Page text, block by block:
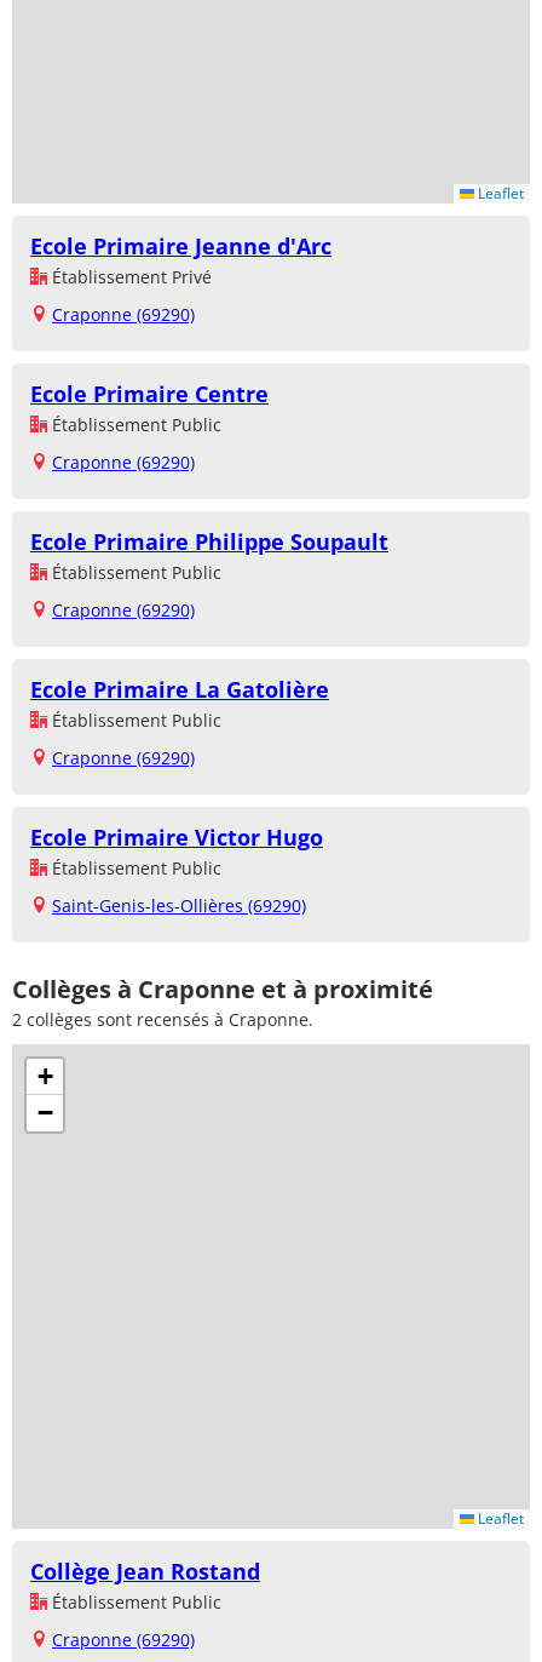
Leaflet
Ecole Primaire Jeanne d'Arc
Établissement Privé
Craponne (69290)
Ecole Primaire Centre
Établissement Public
Craponne (69290)
Ecole Primaire Philippe Soupault
Établissement Public
Craponne (69290)
Ecole Primaire La Gatolière
Établissement Public
Craponne (69290)
Ecole Primaire Victor Hugo
Établissement Public
Saint-Genis-les-Ollières (69290)
Collèges à Craponne et à proximité
2 collèges sont recensés à Craponne.
+
−
Leaflet
Collège Jean Rostand
Établissement Public
Craponne (69290)